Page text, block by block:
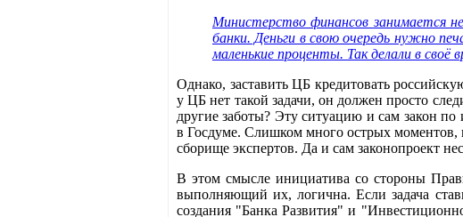
Министерство финансов занимается
банки. Деньги в свою очередь нужно
маленькие проценты. Так делали в своё
Однако, заставить ЦБ кредитовать
у ЦБ нет такой задачи, он должен просто
другие заботы? Эту ситуацию и сам закон
в Госдуме. Слишком много острых
сборище экспертов. Да и сам законопроект
В этом смысле инициатива со стороны
выполняющий их, логична. Если задача
создания "Банка Развития" и